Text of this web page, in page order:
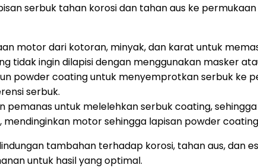
serbuk tahan korosi dan tahan aus ke
motor dari kotoran, minyak, dan karat untuk
tidak ingin dilapisi dengan menggunakan masker
powder coating untuk menyemprotkan serbuk ke
serbuk.
pemanas untuk melelehkan serbuk coating,
mendinginkan motor sehingga lapisan powder
tambahan terhadap korosi, tahan aus, dan
untuk hasil yang optimal.